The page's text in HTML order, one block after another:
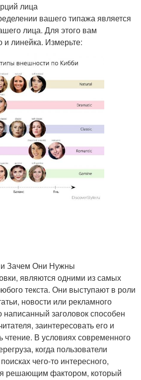
лица
вашего типажа является
лица. Для этого вам
и линейка. Измерьте:
и Зачем Они Нужны
являются одними из самых
текста. Они выступают в роли
новости или рекламного
заголовок способен
заинтересовать его и
чтение. В условиях современного
когда пользователи
чего-то интересного,
решающим фактором, который